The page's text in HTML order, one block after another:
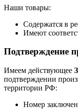
Наши товары:
Содержатся в
Имеют
Подтверждение
Имеем действующее
подтверждении
территории РФ:
Номер